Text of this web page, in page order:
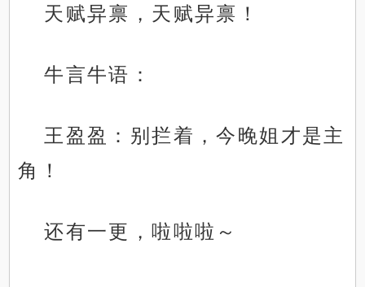
天赋异禀，天赋异禀！
牛言牛语：
王盈盈：别拦着，今晚姐才是主
角！
还有一更，啦啦啦～